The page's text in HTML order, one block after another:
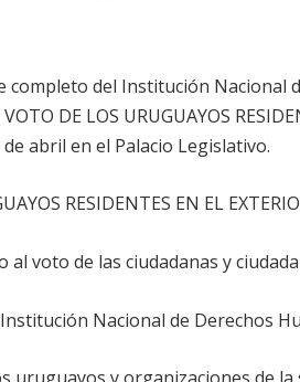
del Institución Nacional
DE LOS URUGUAYOS
abril en el Palacio Legislativo.
RESIDENTES EN EL
al voto de las ciudadanas y
Nacional de Derechos